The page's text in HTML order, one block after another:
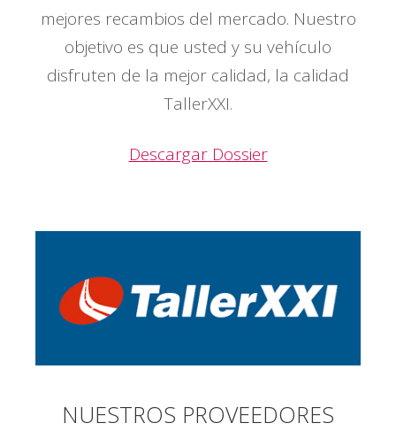
mejores recambios del mercado. Nuestro
objetivo es que usted y su vehículo
disfruten de la mejor calidad, la calidad
TallerXXI.
Descargar Dossier
NUESTROS PROVEEDORES